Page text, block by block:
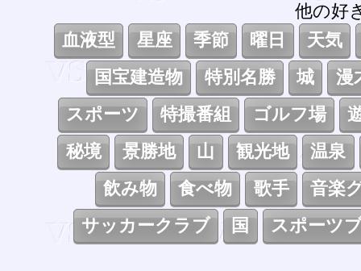
他の好
血液型
星座 季節 曜日
天気
国宝建造物
特別名勝 城
漫
スポーツ
特撮番組 ゴルフ場
秘境
景勝地 山 観光地
温泉
飲み物
食べ物 歌手
音楽
サッカークラブ
国 スポーツ